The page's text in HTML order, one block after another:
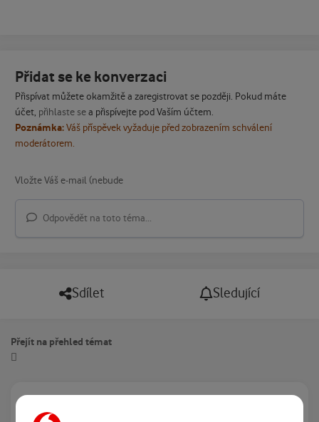
Přidat se ke konverzaci
Přispívat můžete okamžitě a zaregistrovat se později. Pokud máte
účet, přihlaste sea přispívejte pod Vaším účtem.
Poznámka:Váš příspěvek vyžaduje před zobrazením schválení
moderátorem.
Odpovědět na toto téma...
Sdílet Sledující
Přejít na přehled témat
Právě prohlíží tuto stránku